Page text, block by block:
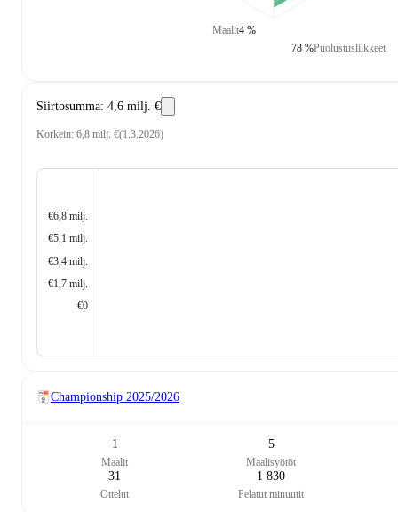
Maalit4 %
Puolustusliikkeet
78 %
Siirtosumma: 4,6 milj. €
Korkein: 6,8 milj. €(1.3.2026)
€6,8 milj.
€5,1 milj.
€3,4 milj.
€1,7 milj.
€0
Championship 2025/2026
1
Maalit
5
Maalisyötöt
31
Ottelut
1 830
Pelatut minuutit